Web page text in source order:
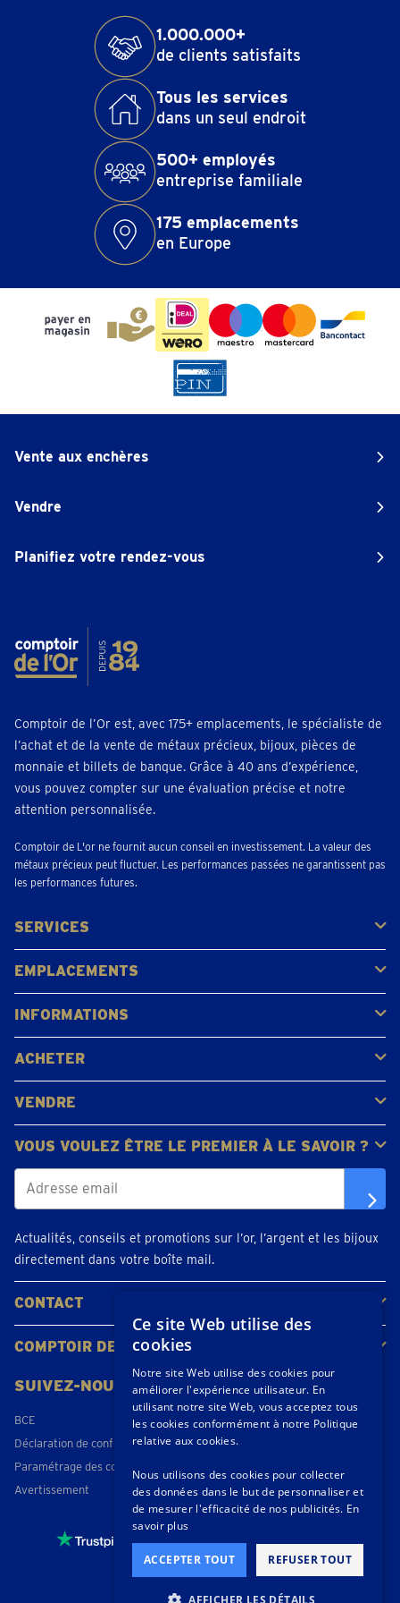
savoir si l’or va augmenter ou baisser.
1.000.000+
de clients satisfaits
Tous les services
dans un seul endroit
500+ employés
entreprise familiale
175 emplacements
en Europe
Vente aux enchères
Vendre
Planifiez votre rendez-vous
Comptoir de l’Or est, avec 175+ emplacements, le spécialiste de
l’achat et de la vente de métaux précieux, bijoux, pièces de
monnaie et billets de banque. Grâce à 40 ans d’expérience,
vous pouvez compter sur une évaluation précise et notre
attention personnalisée.
Comptoir de L'or ne fournit aucun conseil en investissement. La valeur des
métaux précieux peut fluctuer. Les performances passées ne garantissent pas
les performances futures.
SERVICES
Acheter
Vendre
Vente aux enchères
EMPLACEMENTS
Gerpinnes
Liège
Namur
Waterloo
Woluwe-Saint-Lambert
Voir tous les emplacements
INFORMATIONS
FAQ
Avis clients
ACHETER
Acheter de l'or
Acheter des pièces
Acheter de l'argent
VENDRE
Bijoux en or
Pièces d'or
Lingots d'or
VOUS VOULEZ ÊTRE LE PREMIER À LE SAVOIR ?
Actualités, conseils et promotions sur l’or, l’argent et les bijoux
directement dans votre boîte mail.
CONTACT
Contacter
Planifiez votre rendez-vous
Emplacements
COMPTOIR DE L'OR
SUIVEZ-NOUS
© 2026 Goudprijs B.V.
4,3 / 5- 174 beoordelingen
BCE
Déclaration de confidentialité
Paramétrage des cookies
Avertissement
Ce site Web utilise des
cookies
Notre site Web utilise des cookies pour
améliorer l'expérience utilisateur. En
utilisant notre site Web, vous acceptez tous
les cookies conformément à notre Politique
relative aux cookies.
Nous utilisons des cookies pour collecter
des données dans le but de personnaliser et
de mesurer l'efficacité de nos publicités. En
savoir plus
ACCEPTER TOUT REFUSER TOUT
AFFICHER LES DÉTAILS